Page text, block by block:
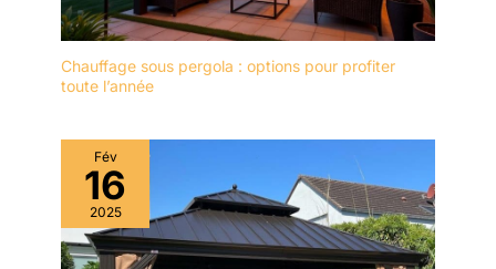
Chauffage sous pergola : options pour profiter
toute l’année
Fév
16
2025